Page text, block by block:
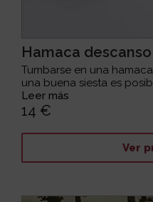
Hamaca
Tumbarse en una
una buena siesta es
Leer más
14 €
Ver